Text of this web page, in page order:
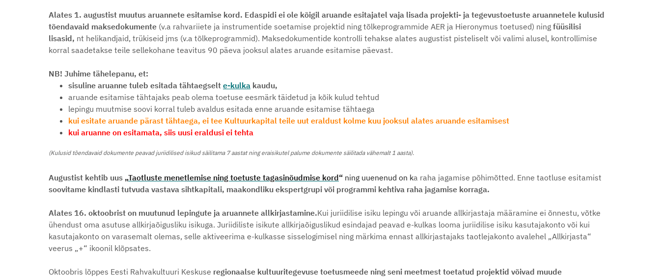
Alates 1. augustist muutus aruannete esitamise kord. Edaspidi ei ole kõigil aruande esitajatel vaja lisada projekti- ja tegevustoetuste aruannetele kulusid
tõendavaid maksedokumente (v.a rahvariiete ja instrumentide soetamise projektid ning tõlkeprogrammide AER ja Hieronymus toetused) ning füüsilisi
lisasid, nt helikandjaid, trükiseid jms (v.a tõlkeprogrammid). Maksedokumentide kontrolli tehakse alates augustist pisteliselt või valimi alusel, kontrollimise
korral saadetakse teile sellekohane teavitus 90 päeva jooksul alates aruande esitamise päevast.
NB! Juhime tähelepanu, et:
sisuline aruanne tuleb esitada tähtaegselt e-kulka kaudu,
aruande esitamise tähtajaks peab olema toetuse eesmärk täidetud ja kõik kulud tehtud
lepingu muutmise soovi korral tuleb avaldus esitada enne aruande esitamise tähtaega
kui esitate aruande pärast tähtaega, ei tee Kultuurkapital teile uut eraldust kolme kuu jooksul alates aruande esitamisest
kui aruanne on esitamata, siis uusi eraldusi ei tehta
(Kulusid tõendavaid dokumente peavad juriidilised isikud säilitama 7 aastat ning eraisikutel palume dokumente säilitada vähemalt 1 aasta).
Augustist kehtib uus „Taotluste menetlemise ning toetuste tagasinõudmise kord“ ning uuenenud on ka raha jagamise põhimõtted. Enne taotluse esitamist
soovitame kindlasti tutvuda vastava sihtkapitali, maakondliku ekspertgrupi või programmi kehtiva raha jagamise korraga.
Alates 16. oktoobrist on muutunud lepingute ja aruannete allkirjastamine.Kui juriidilise isiku lepingu või aruande allkirjastaja määramine ei õnnestu, võtke
ühendust oma asutuse allkirjaõigusliku isikuga. Juriidiliste isikute allkirjaõiguslikud esindajad peavad e-kulkas looma juriidilise isiku kasutajakonto või kui
kasutajakonto on varasemalt olemas, selle aktiveerima e-kulkasse sisselogimisel ning märkima ennast allkirjastajaks taotlejakonto avalehel „Allkirjasta“
veerus „+“ ikoonil klõpsates.
Oktoobris lõppes Eesti Rahvakultuuri Keskuse regionaalse kultuuritegevuse toetusmeede ning seni meetmest toetatud projektid võivad muude